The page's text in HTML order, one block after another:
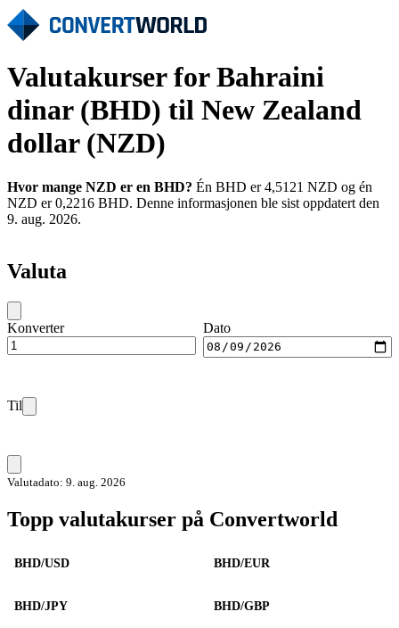
Valutakurser for Bahraini
dinar (BHD) til New Zealand
dollar (NZD)
Hvor mange NZD er en BHD? Én BHD er 4,5121 NZD og én
NZD er 0,2216 BHD. Denne informasjonen ble sist oppdatert den
9. aug. 2026.
Valuta
Konverter Dato
Til
Valutadato: 9. aug. 2026
Topp valutakurser på Convertworld
BHD/USD BHD/EUR
BHD/JPY BHD/GBP